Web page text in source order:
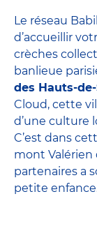
Le réseau
d’accueillir
crèches
banlieue
des Hauts-
Cloud, cette
d’une culture
C’est dans
mont Valérien
partenaires a
petite